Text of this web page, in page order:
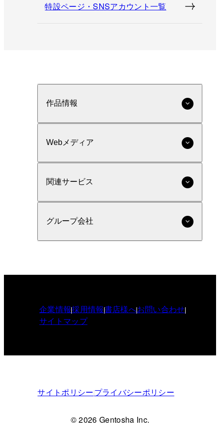
特設ページ・SNSアカウント一覧
作品情報
Webメディア
関連サービス
グループ会社
企業情報採用情報書店様へお問い合わせ
サイトマップ
サイトポリシープライバシーポリシー
© 2026 Gentosha Inc.